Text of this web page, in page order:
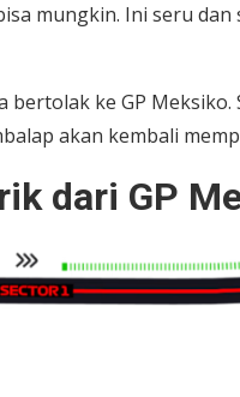
mungkin. Ini seru
bertolak ke GP
akan kembali
dari GP